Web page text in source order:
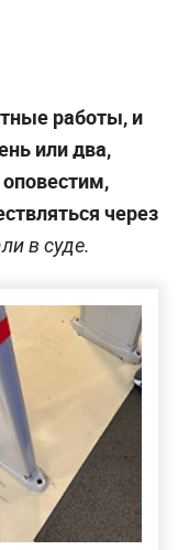
работы, и
или два,
через
в суде.